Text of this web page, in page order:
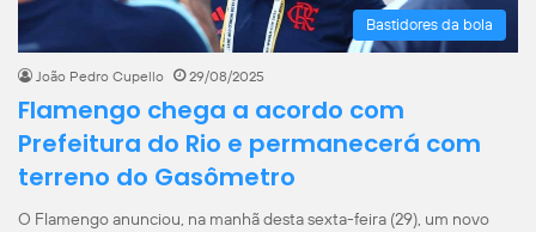
Bastidores da bola
João Pedro Cupello 29/08/2025
Flamengo chega a acordo com
Prefeitura do Rio e permanecerá com
terreno do Gasômetro
O Flamengo anunciou, na manhã desta sexta-feira (29), um novo